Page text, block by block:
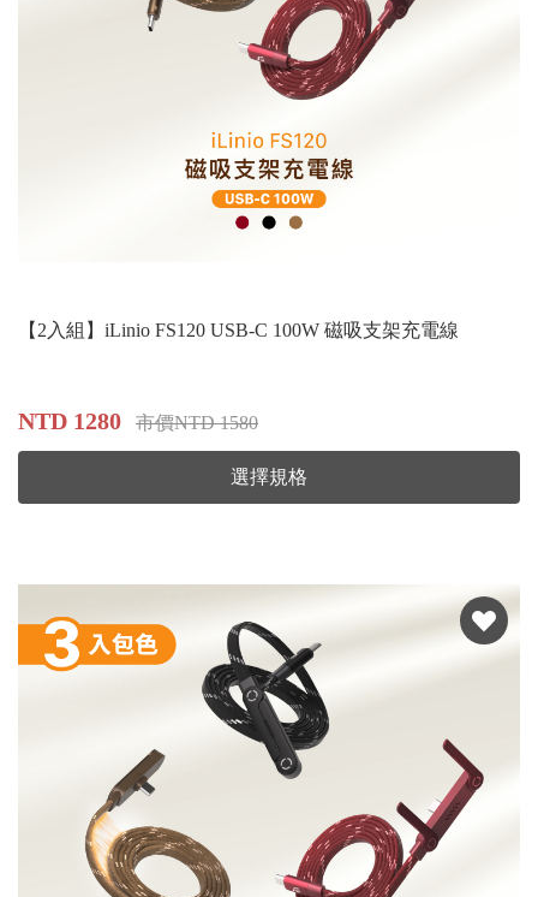
【2入組】iLinio FS120 USB-C 100W 磁吸支架充電線
NTD 1280 市價NTD 1580
選擇規格